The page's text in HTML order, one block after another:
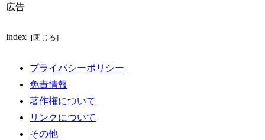
広告
index
プライバシーポリシー
免責情報
著作権について
リンクについて
その他